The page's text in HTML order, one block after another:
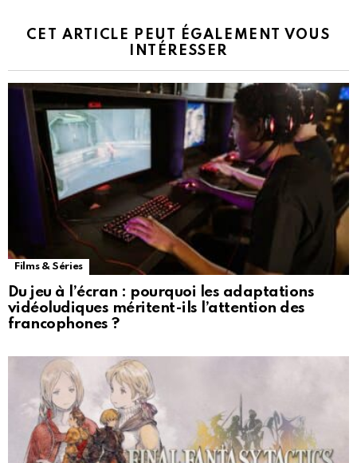
CET ARTICLE PEUT ÉGALEMENT VOUS
INTÉRESSER
Films & Séries
Du jeu à l’écran : pourquoi les adaptations
vidéoludiques méritent-ils l’attention des
francophones ?